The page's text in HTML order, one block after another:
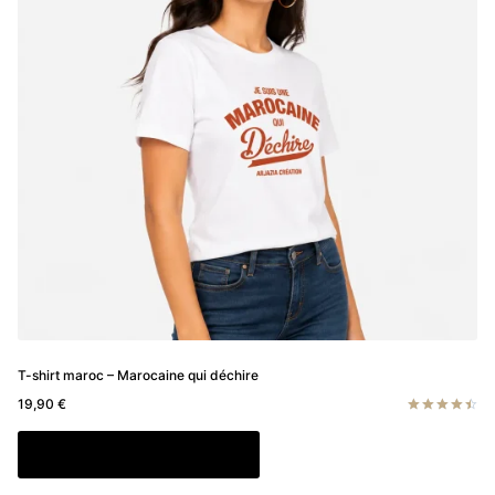
être
choisies
sur
la
page
du
T-shirt maroc – Marocaine qui déchire
19,90 €